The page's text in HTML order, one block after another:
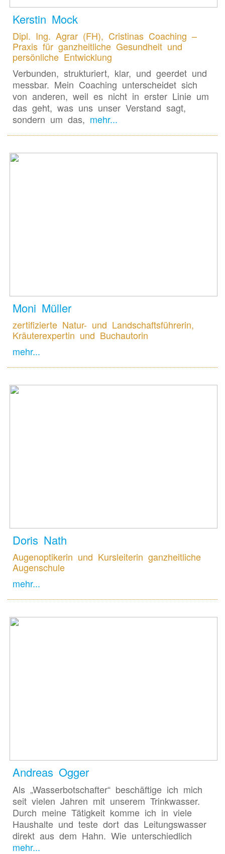
Kerstin Mock
Dipl. Ing. Agrar (FH), Cristinas Coaching –
Praxis für ganzheitliche Gesundheit und
persönliche Entwicklung
Verbunden, strukturiert, klar, und geerdet und
messbar. Mein Coaching unterscheidet sich
von anderen, weil es nicht in erster Linie um
das geht, was uns unser Verstand sagt,
sondern um das, mehr...
Moni Müller
zertifizierte Natur- und Landschaftsführerin,
Kräuterexpertin und Buchautorin
mehr...
Doris Nath
Augenoptikerin und Kursleiterin ganzheitliche
Augenschule
mehr...
Andreas Ogger
Als „Wasserbotschafter“ beschäftige ich mich
seit vielen Jahren mit unserem Trinkwasser.
Durch meine Tätigkeit komme ich in viele
Haushalte und teste dort das Leitungswasser
direkt aus dem Hahn. Wie unterschiedlich
mehr...